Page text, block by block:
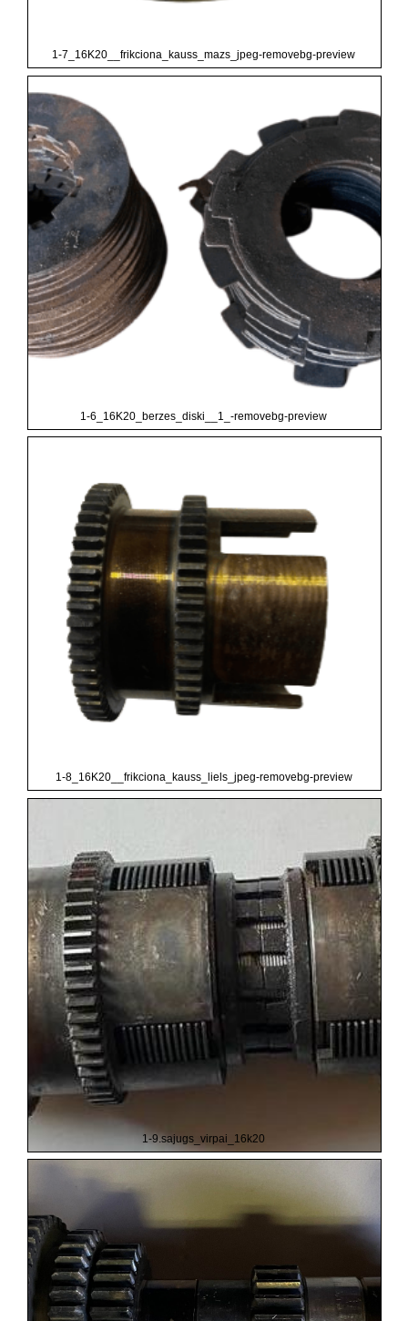
1-7_16K20__frikciona_kauss_mazs_jpeg-removebg-preview
1-6_16K20_berzes_diski__1_-removebg-preview
1-8_16K20__frikciona_kauss_liels_jpeg-removebg-preview
1-9.sajugs_virpai_16k20